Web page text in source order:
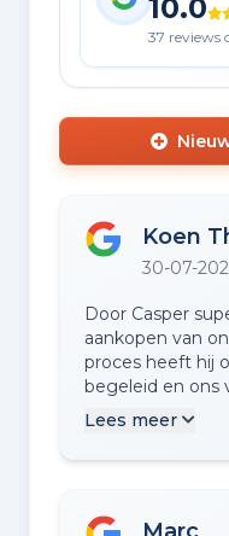
10.0
37 reviews
Koen
30-07-
Door Casper
aankopen van
proces heeft hij
begeleid en ons
voorzien. Een
Lees meer
Marc